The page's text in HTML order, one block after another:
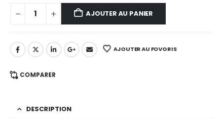
AJOUTER AU PANIER
AJOUTER AU FOVORIS
COMPARER
DESCRIPTION